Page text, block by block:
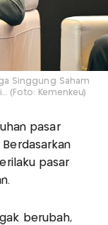
Singgung Saham
(Foto: Kemenkeu)
pasar
pasar
berubah,